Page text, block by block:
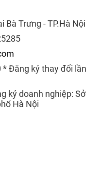
Bà Trưng - TP.Hà Nội
Đăng ký thay đổi lần
ký doanh nghiệp: Sở
Hà Nội